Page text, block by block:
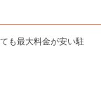
も最大料金が安い駐